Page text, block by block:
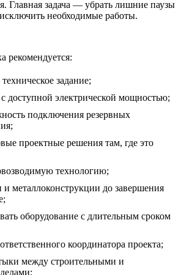
Главная задача — убрать лишние паузы
необходимые работы.
рекомендуется:
задание;
доступной электрической мощностью;
подключения резервных
проектные решения там, где это
технологию;
и металлоконструкции до завершения
оборудование с длительным сроком
координатора проекта;
между строительными и